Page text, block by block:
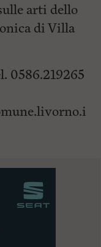
arti dello
di Villa
0586.219265